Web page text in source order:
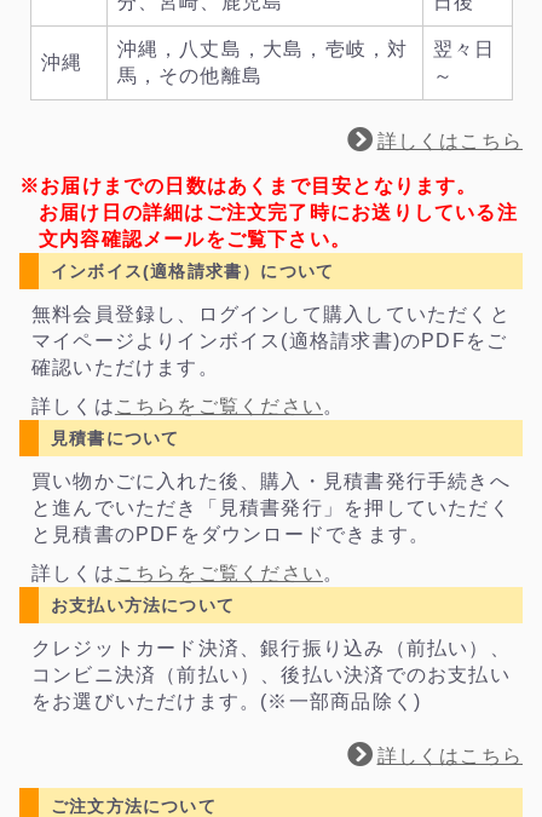
沖縄
沖縄，八丈島，大島，壱岐，対
馬，その他離島
翌々日
～
詳しくはこちら
※お届けまでの日数はあくまで目安となります。
お届け日の詳細はご注文完了時にお送りしている注
文内容確認メールをご覧下さい。
インボイス(適格請求書）について
無料会員登録し、ログインして購入していただくと
マイページよりインボイス(適格請求書)のPDFをご
確認いただけます。
詳しくは こちらをご覧ください 。
見積書について
買い物かごに入れた後、購入・見積書発行手続きへ
と進んでいただき「見積書発行」を押していただく
と見積書のPDFをダウンロードできます。
詳しくは こちらをご覧ください 。
お支払い方法について
クレジットカード決済、銀行振り込み（前払い）、
コンビニ決済（前払い）、後払い決済でのお支払い
をお選びいただけます。(※一部商品除く)
詳しくはこちら
ご注文方法について